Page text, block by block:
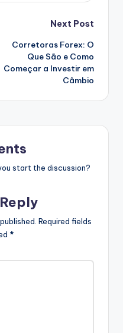
Next Post
Corretoras Forex: O
Que São e Como
Começar a Investir em
Câmbio
start the discussion?
Required fields
*